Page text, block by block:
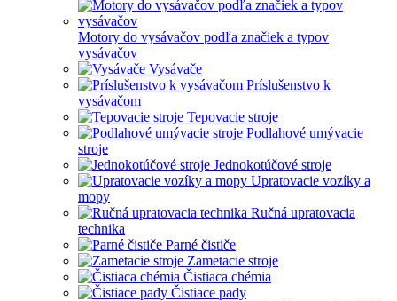
Motory do vysávačov podľa značiek a typov
vysávačov
Vysávače
Príslušenstvo k
vysávačom
Tepovacie stroje
Podlahové umývacie
stroje
Jednokotúčové stroje
Upratovacie vozíky a
mopy
Ručná upratovacia
technika
Parné čističe
Zametacie stroje
Čistiaca chémia
Čistiace pady